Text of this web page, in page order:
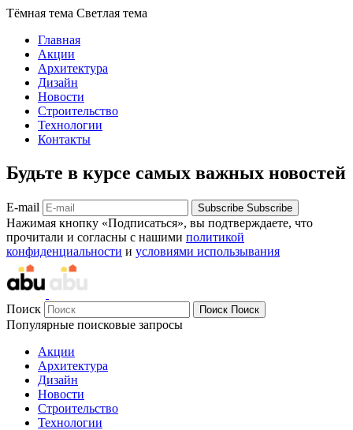
Тёмная тема Светлая тема
Главная
Акции
Архитектура
Дизайн
Новости
Строительство
Технологии
Контакты
Будьте в курсе самых важных новостей
E-mail Subscribe Subscribe
Нажимая кнопку «Подписаться», вы подтверждаете, что
прочитали и согласны с нашими политикой
конфиденциальности и условиями использывания
Поиск Поиск Поиск
Популярные поисковые запросы
Акции
Архитектура
Дизайн
Новости
Строительство
Технологии